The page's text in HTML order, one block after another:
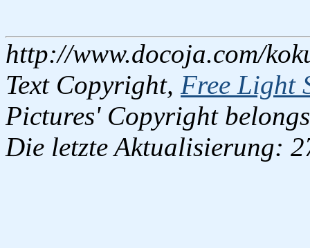
http://www.docoja.com/
Text Copyright, Free Light
Pictures' Copyright
Die letzte Aktualisierung: